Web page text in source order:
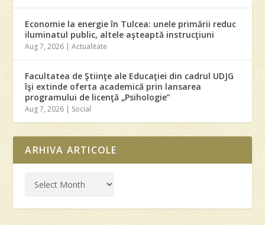
Economie la energie în Tulcea: unele primării reduc
iluminatul public, altele aşteaptă instrucţiuni
Aug 7, 2026 |Actualitate
Facultatea de Ştiinţe ale Educaţiei din cadrul UDJG
îşi extinde oferta academică prin lansarea
programului de licenţă „Psihologie”
Aug 7, 2026 | Social
ARHIVA ARTICOLE